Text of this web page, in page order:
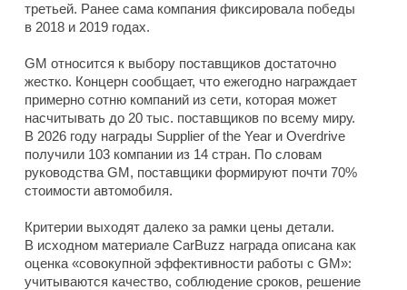
третьей. Ранее сама компания фиксировала победы
в 2018 и 2019 годах.
GM относится к выбору поставщиков достаточно
жестко. Концерн сообщает, что ежегодно награждает
примерно сотню компаний из сети, которая может
насчитывать до 20 тыс. поставщиков по всему миру.
В 2026 году награды Supplier of the Year и Overdrive
получили 103 компании из 14 стран. По словам
руководства GM, поставщики формируют почти 70%
стоимости автомобиля.
Критерии выходят далеко за рамки цены детали.
В исходном материале CarBuzz награда описана как
оценка «совокупной эффективности работы с GM»:
учитываются качество, соблюдение сроков, решение